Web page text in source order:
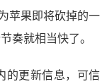
苹果即将砍掉的一
奏就相当快了。
的更新信息，可信